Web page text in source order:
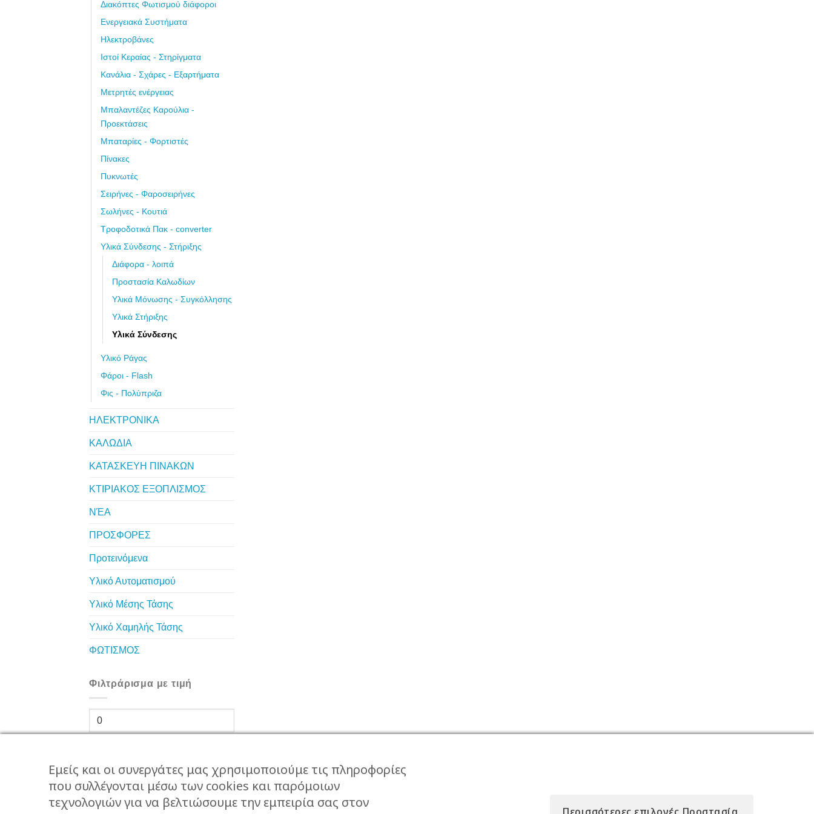
Διακόπτες Φωτισμού διάφοροι
Ενεργειακά Συστήματα
Ηλεκτροβάνες
Ιστοί Κεραίας - Στηρίγματα
Κανάλια - Σχάρες - Εξαρτήματα
Μετρητές ενέργειας
Μπαλαντέζες Καρούλια -
Προεκτάσεις
Μπαταρίες - Φορτιστές
Πίνακες
Πυκνωτές
Σειρήνες - Φαροσειρήνες
Σωλήνες - Κουτιά
Τροφοδοτικά Πακ - converter
Υλικά Σύνδεσης - Στήριξης
Διάφορα - λοιπά
Προστασία Καλωδίων
Υλικά Μόνωσης - Συγκόλλησης
Υλικά Στήριξης
Υλικά Σύνδεσης
Υλικό Ράγας
Φάροι - Flash
Φις - Πολύπριζα
ΗΛΕΚΤΡΟΝΙΚΑ
ΚΑΛΩΔΙΑ
ΚΑΤΑΣΚΕΥΗ ΠΙΝΑΚΩΝ
ΚΤΙΡΙΑΚΟΣ ΕΞΟΠΛΙΣΜΟΣ
ΝΈΑ
ΠΡΟΣΦΟΡΕΣ
Προτεινόμενα
Υλικό Αυτοματισμού
Υλικό Μέσης Τάσης
Υλικό Χαμηλής Τάσης
ΦΩΤΙΣΜΟΣ
Φιλτράρισμα με τιμή
Ελάχιστη
Φιλτράρισμα
Εμείς και οι συνεργάτες μας χρησιμοποιούμε τις πληροφορίες
που συλλέγονται μέσω των cookies και παρόμοιων
τεχνολογιών για να βελτιώσουμε την εμπειρία σας στον
Περισσότερες επιλογές Προστασία